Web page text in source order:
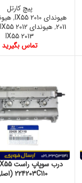
پیچ کارتل
هیوندای IX55 2010
,
2011
,هیوندای IX55 2012
IX55 2013
تماس بگیرید
224203C110 (اصلی)